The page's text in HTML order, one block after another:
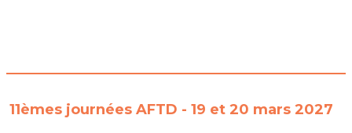
11èmes journées AFTD - 19 et 20 mars 2027